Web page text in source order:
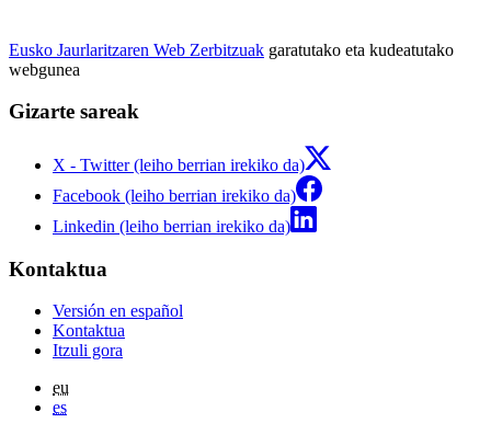
Eusko Jaurlaritzaren Web Zerbitzuak garatutako eta kudeatutako
webgunea
Gizarte sareak
X - Twitter (leiho berrian irekiko da)
Facebook (leiho berrian irekiko da)
Linkedin (leiho berrian irekiko da)
Kontaktua
Versión en español
Kontaktua
Itzuli gora
eu
es